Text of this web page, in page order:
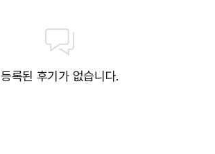
등록된 후기가 없습니다.